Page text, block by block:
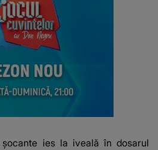
ies la iveală în dosarul